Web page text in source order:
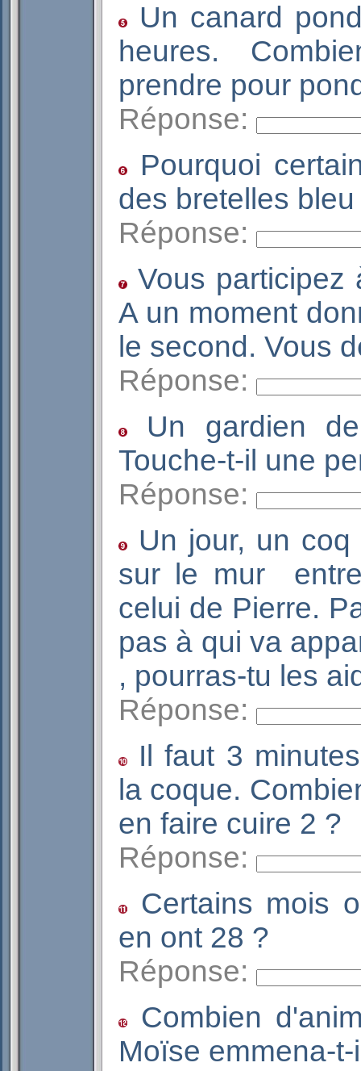
Un canard
heures.
prendre pour
Réponse:
Pourquoi
des bretelles
Réponse:
Vous participez
A un moment
le second.
Réponse:
Un gardien
Touche-t-il une
Réponse:
Un jour, un
sur le mur
celui de Pierre.
pas à qui va
, pourras-tu les
Réponse:
Il faut 3
la coque.
en faire cuire 2
Réponse:
Certains mois
en ont 28 ?
Réponse:
Combien
Moïse emmena-